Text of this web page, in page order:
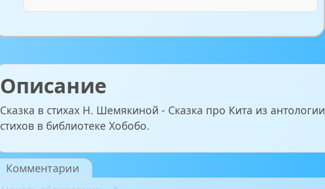
Описание
Сказка в стихах Н. Шемякиной - Сказка про Кита из антологии
стихов в библиотеке Хобобо.
Комментарии